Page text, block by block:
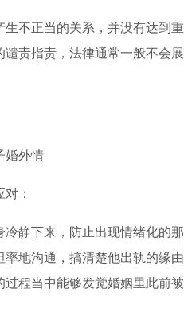
不正当的关系，并没有达到重
责指责，法律通常一般不会展
：
静下来，防止出现情绪化的那
地沟通，搞清楚他出轨的缘由
程当中能够发觉婚姻里此前被